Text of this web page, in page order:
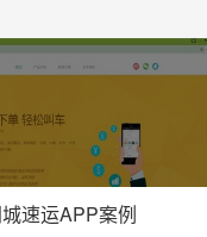
速运APP案例